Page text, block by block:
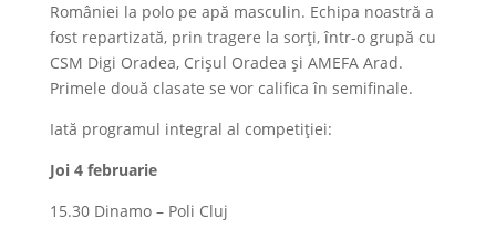
României la polo pe apă masculin. Echipa noastră a
fost repartizată, prin tragere la sorți, într-o grupă cu
CSM Digi Oradea, Crișul Oradea și AMEFA Arad.
Primele două clasate se vor califica în semifinale.
Iată programul integral al competiției:
Joi 4 februarie
15.30 Dinamo – Poli Cluj